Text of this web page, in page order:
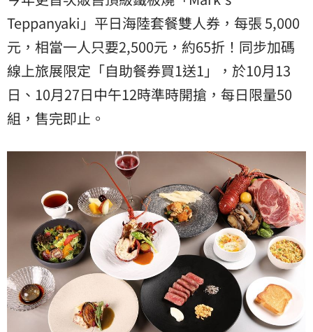
Teppanyaki」平日海陸套餐雙人券，每張 5,000
元，相當一人只要2,500元，約65折！同步加碼
線上旅展限定「自助餐券買1送1」，於10月13
日、10月27日中午12時準時開搶，每日限量50
組，售完即止。